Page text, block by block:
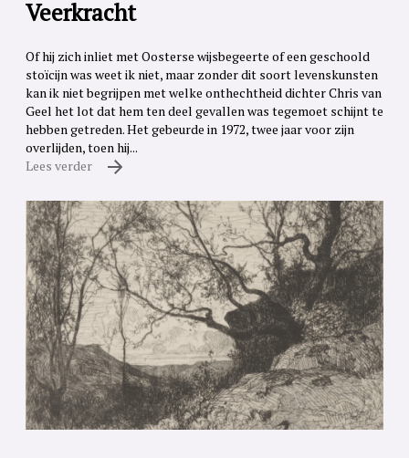
Veerkracht
Of hij zich inliet met Oosterse wijsbegeerte of een geschoold
stoïcijn was weet ik niet, maar zonder dit soort levenskunsten
kan ik niet begrijpen met welke onthechtheid dichter Chris van
Geel het lot dat hem ten deel gevallen was tegemoet schijnt te
hebben getreden. Het gebeurde in 1972, twee jaar voor zijn
overlijden, toen hij...
Lees verder